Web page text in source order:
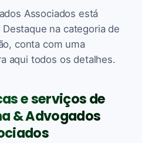
Associados está
na categoria de
conta com uma
aqui todos os detalhes.
e serviços de
& Advogados